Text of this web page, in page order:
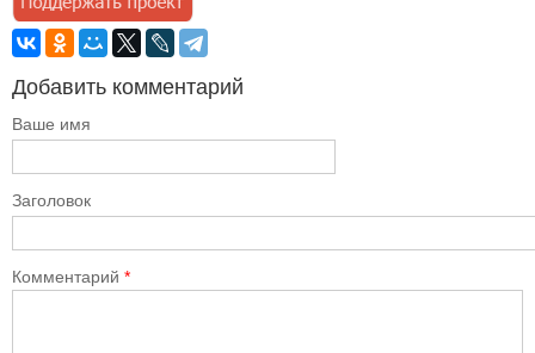
Добавить комментарий
Ваше имя
Заголовок
Комментарий *